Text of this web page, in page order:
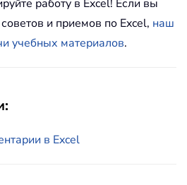
работу в Excel! Если вы
и приемов по Excel, наш
учебных материалов.
в Excel